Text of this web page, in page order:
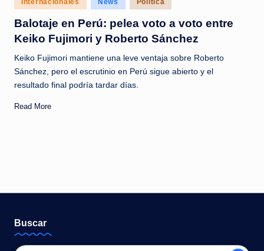
c
i
a
s
a
l
n
t
in
Internacionales News Política
Balotaje en Perú: pelea voto a voto entre
Keiko Fujimori y Roberto Sánchez
Keiko Fujimori mantiene una leve ventaja sobre Roberto
Sánchez, pero el escrutinio en Perú sigue abierto y el
resultado final podría tardar días.
Read More
Buscar